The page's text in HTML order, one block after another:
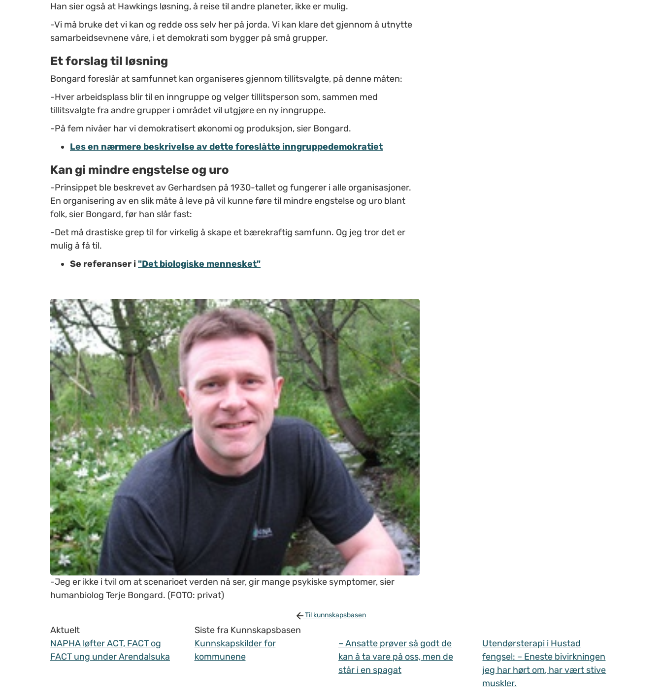
Han sier også at Hawkings løsning, å reise til andre planeter, ikke er mulig.
-Vi må bruke det vi kan og redde oss selv her på jorda. Vi kan klare det gjennom å utnytte
samarbeidsevnene våre, i et demokrati som bygger på små grupper.
Et forslag til løsning
Bongard foreslår at samfunnet kan organiseres gjennom tillitsvalgte, på denne måten:
-Hver arbeidsplass blir til en inngruppe og velger tillitsperson som, sammen med
tillitsvalgte fra andre grupper i området vil utgjøre en ny inngruppe.
-På fem nivåer har vi demokratisert økonomi og produksjon, sier Bongard.
Les en nærmere beskrivelse av dette foreslåtte inngruppedemokratiet
Kan gi mindre engstelse og uro
-Prinsippet ble beskrevet av Gerhardsen på 1930-tallet og fungerer i alle organisasjoner.
En organisering av en slik måte å leve på vil kunne føre til mindre engstelse og uro blant
folk, sier Bongard, før han slår fast:
-Det må drastiske grep til for virkelig å skape et bærekraftig samfunn. Og jeg tror det er
mulig å få til.
Se referanser i "Det biologiske mennesket"
-Jeg er ikke i tvil om at scenarioet verden nå ser, gir mange psykiske symptomer, sier
humanbiolog Terje Bongard. (FOTO: privat)
Til kunnskapsbasen
Aktuelt
NAPHA løfter ACT, FACT og
FACT ung under Arendalsuka
Siste fra Kunnskapsbasen
Kunnskapskilder for
kommunene
– Ansatte prøver så godt de
kan å ta vare på oss, men de
står i en spagat
Utendørsterapi i Hustad
fengsel: – Eneste bivirkningen
jeg har hørt om, har vært stive
muskler.